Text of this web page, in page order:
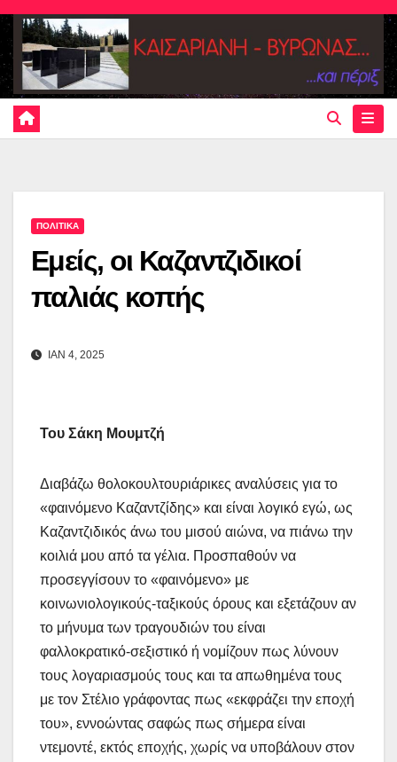
Skip
content
ΠΟΛΙΤΙΚΑ
Εμείς, οι Καζαντζιδικοί
παλιάς κοπής
ΙΑΝ 4, 2025
Του Σάκη Μουμτζή
Διαβάζω θολοκουλτουριάρικες αναλύσεις για το
«φαινόμενο Καζαντζίδης» και είναι λογικό εγώ, ως
Καζαντζιδικός άνω του μισού αιώνα, να πιάνω την
κοιλιά μου από τα γέλια. Προσπαθούν να
προσεγγίσουν το «φαινόμενο» με
κοινωνιολογικούς-ταξικούς όρους και εξετάζουν αν
το μήνυμα των τραγουδιών του είναι
φαλλοκρατικό-σεξιστικό ή νομίζουν πως λύνουν
τους λογαριασμούς τους και τα απωθημένα τους
με τον Στέλιο γράφοντας πως «εκφράζει την εποχή
του», εννοώντας σαφώς πως σήμερα είναι
ντεμοντέ, εκτός εποχής, χωρίς να υποβάλουν στον